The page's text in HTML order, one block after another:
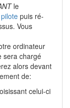
le
puis ré-
Vous
ordinateur
sera chargé
alors devant
de:
celui-ci